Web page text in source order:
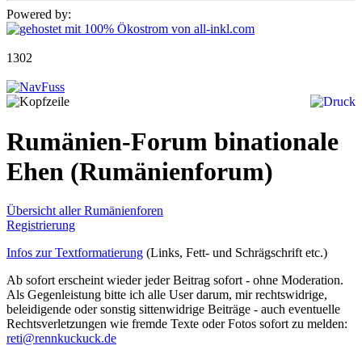
Powered by:
1302
Rumänien-Forum binationale
Ehen (Rumänienforum)
Übersicht aller Rumänienforen
Registrierung
Infos zur Textformatierung (Links, Fett- und Schrägschrift etc.)
Ab sofort erscheint wieder jeder Beitrag sofort - ohne Moderation.
Als Gegenleistung bitte ich alle User darum, mir rechtswidrige,
beleidigende oder sonstig sittenwidrige Beiträge - auch eventuelle
Rechtsverletzungen wie fremde Texte oder Fotos sofort zu melden:
reti@rennkuckuck.de